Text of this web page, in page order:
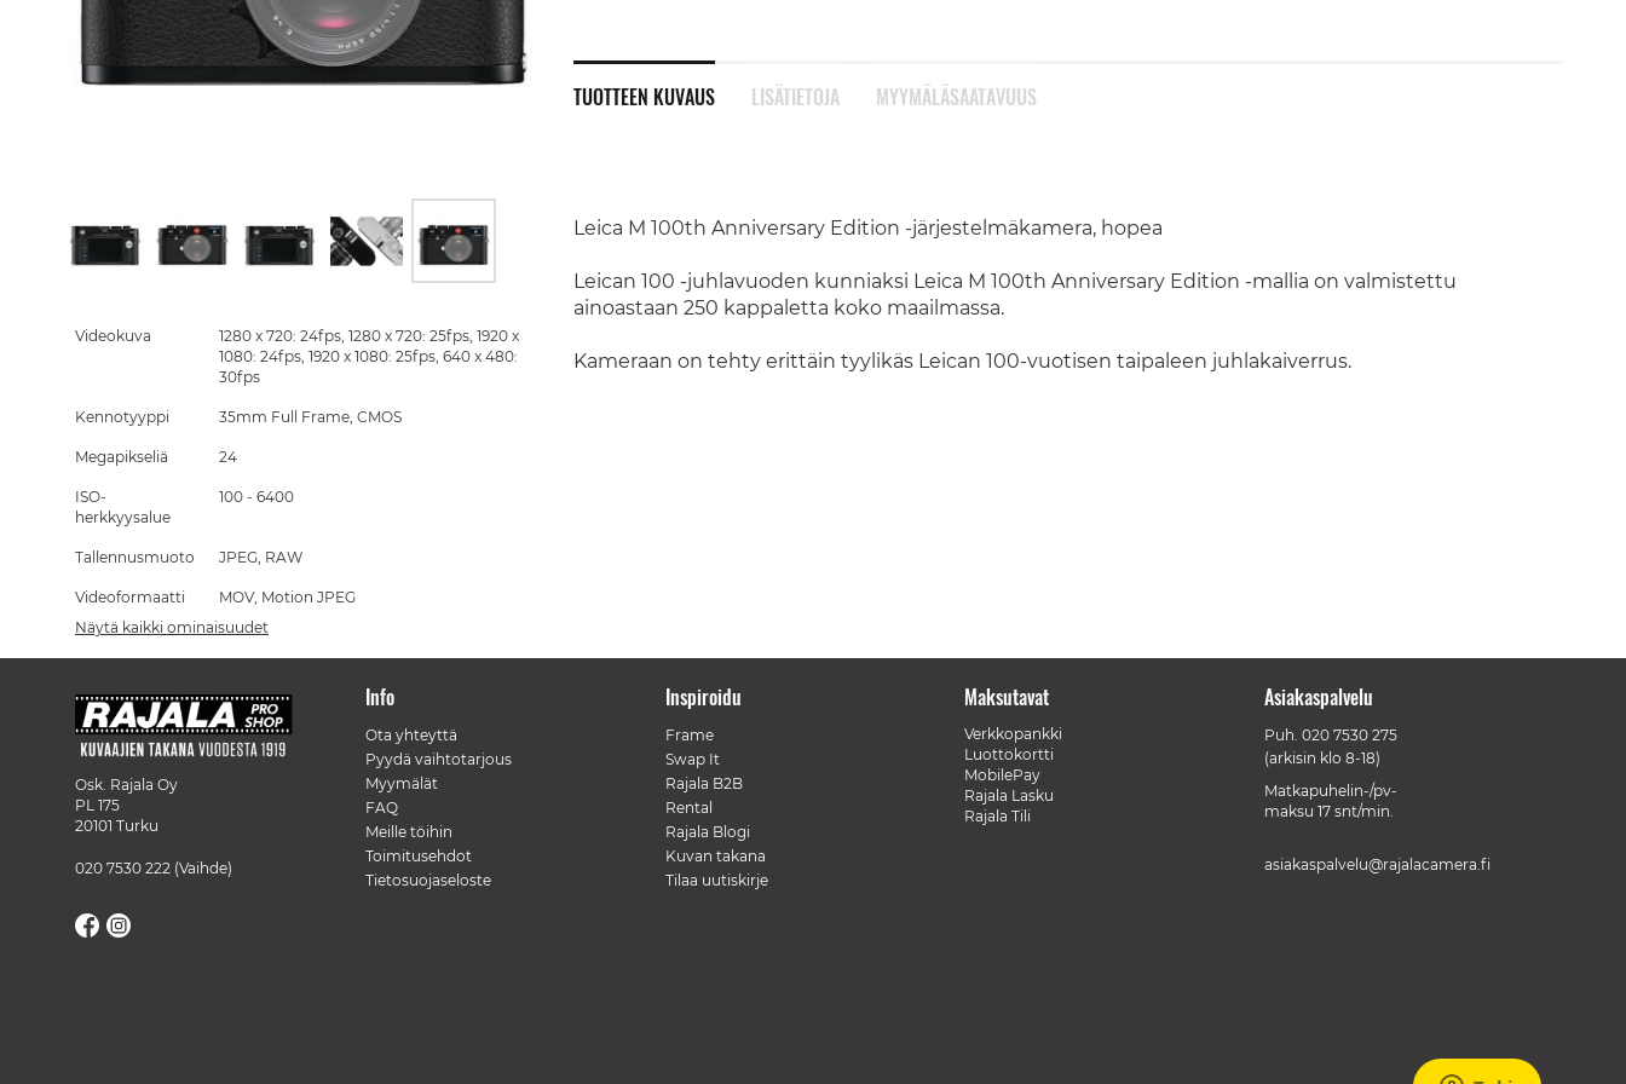
TUOTTEEN KUVAUS
Leica M 100th Anniversary Edition -järjestelmäkamera, hopea
Leican 100 -juhlavuoden kunniaksi Leica M 100th Anniversary Edition -mallia on valmistettu
ainoastaan 250 kappaletta koko maailmassa.
Kameraan on tehty erittäin tyylikäs Leican 100-vuotisen taipaleen juhlakaiverrus.
LISÄTIETOJA MYYMÄLÄSAATAVUUS
the
images
Videokuva
1280 x 720: 24fps, 1280 x 720: 25fps, 1920 x
1080: 24fps, 1920 x 1080: 25fps, 640 x 480:
30fps
Kennotyyppi 35mm Full Frame, CMOS
Megapikseliä 24
ISO-
herkkyysalue
100 - 6400
Tallennusmuoto JPEG, RAW
Videoformaatti
MOV, Motion JPEG
Näytä kaikki ominaisuudet
Osk. Rajala Oy
PL 175
20101 Turku
020 7530 222 (Vaihde)
Info
Ota yhteyttä
Pyydä vaihtotarjous
Myymälät
FAQ
Meille töihin
Toimitusehdot
Tietosuojaseloste
Inspiroidu
Frame
Swap It
Rajala B2B
Rental
Rajala Blogi
Kuvan takana
Tilaa uutiskirje
Maksutavat
Verkkopankki
Luottokortti
MobilePay
Rajala Lasku
Rajala Tili
Asiakaspalvelu
Puh. 020 7530 275
(arkisin klo 8-18)
Matkapuhelin-/pv-
maksu 17 snt/min.
asiakaspalvelu@rajalacamera.fi